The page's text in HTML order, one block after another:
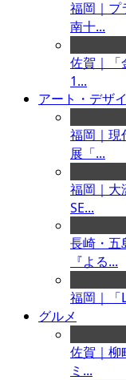
福岡｜プ
南十...
佐賀｜「
1...
アート・デザ
福岡｜現
展「...
福岡｜大
SE...
長崎・五
『よる...
福岡｜
グルメ
佐賀｜柳
ミ...